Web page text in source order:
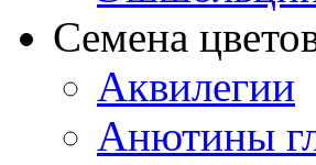
Семена
Аквилегии
Анютины